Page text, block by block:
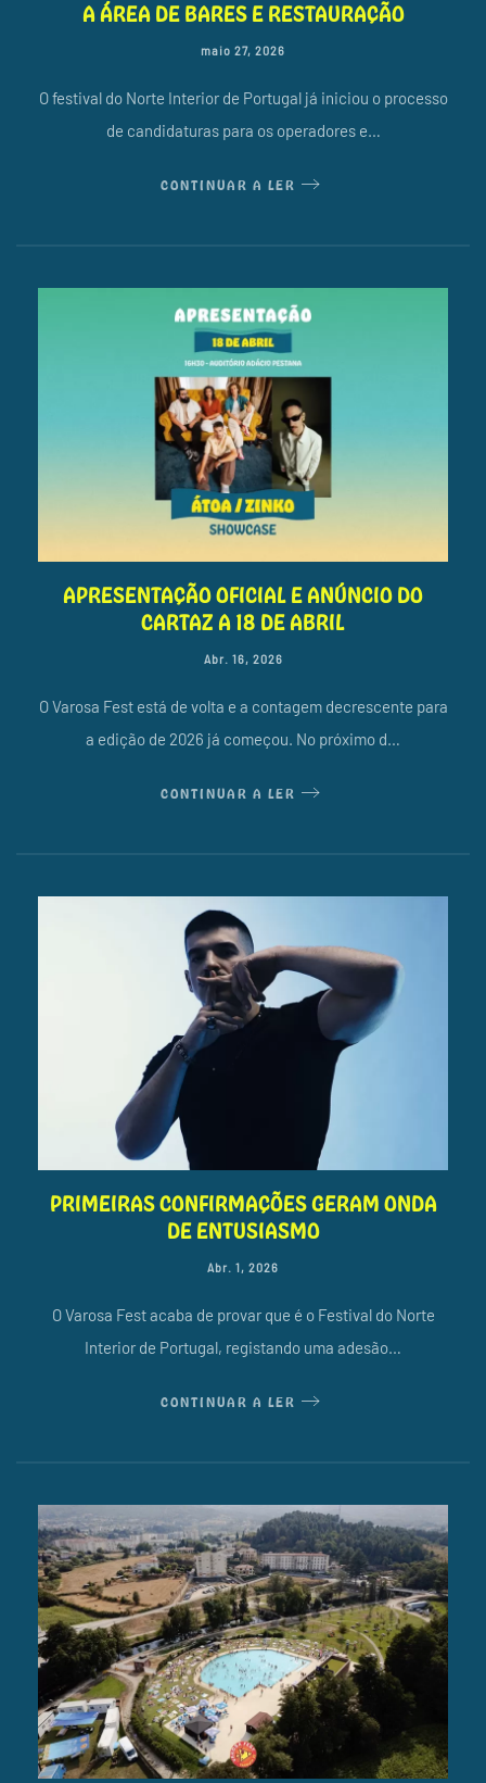
A ÁREA DE BARES E RESTAURAÇÃO
maio 27, 2026
O festival do Norte Interior de Portugal já iniciou o processo
de candidaturas para os operadores e…
CONTINUAR A LER
APRESENTAÇÃO OFICIAL E ANÚNCIO DO
CARTAZ A 18 DE ABRIL
Abr. 16, 2026
O Varosa Fest está de volta e a contagem decrescente para
a edição de 2026 já começou. No próximo d…
CONTINUAR A LER
PRIMEIRAS CONFIRMAÇÕES GERAM ONDA
DE ENTUSIASMO
Abr. 1, 2026
O Varosa Fest acaba de provar que é o Festival do Norte
Interior de Portugal, registando uma adesão…
CONTINUAR A LER